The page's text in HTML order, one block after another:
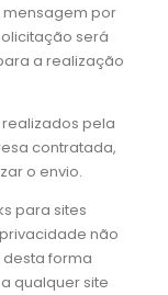
por
será
a realização
pela
contratada,
o envio.
para sites
não
forma
qualquer site